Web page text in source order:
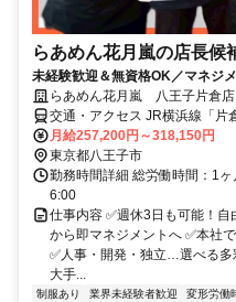
らあめん花月嵐の店長候
未経験歓迎＆無資格OK／マネジ
らあめん花月嵐 八王子片倉店
交通・アクセス JR横浜線「片
月給257,200円～318,150円
東京都八王子市
勤務時間詳細 総労働時間：1
6:00
仕事内容 ✅週休3日も可能！
から即マネジメントへ ✅本社
✅人事・開発・独立…選べる多
大手...
制服あり 業界未経験者歓迎 変形労働